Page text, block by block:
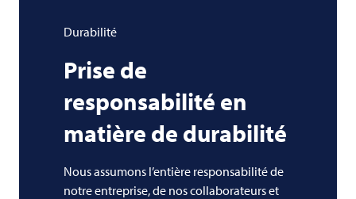
Durabilité
Prise de
responsabilité en
matière de durabilité
Nous assumons l’entière responsabilité de
notre entreprise, de nos collaborateurs et